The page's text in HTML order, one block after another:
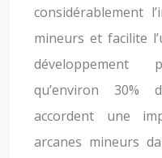
considérablement
mineurs et facilite
développement
qu’environ
accordent une
arcanes mineurs